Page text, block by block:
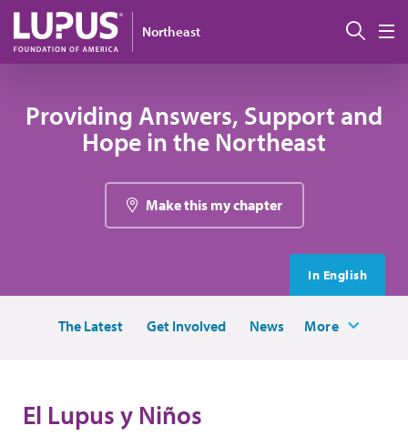
Pasar al contenido principal
Northeast
Providing Answers, Support and
Hope in the Northeast
Make this my chapter
In English
The Latest Get Involved News More
El Lupus y Niños